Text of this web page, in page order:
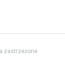
zastrzeżone